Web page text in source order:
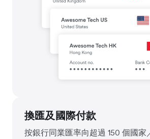
換匯及國際付款
按銀行同業匯率向超過 150 個國家